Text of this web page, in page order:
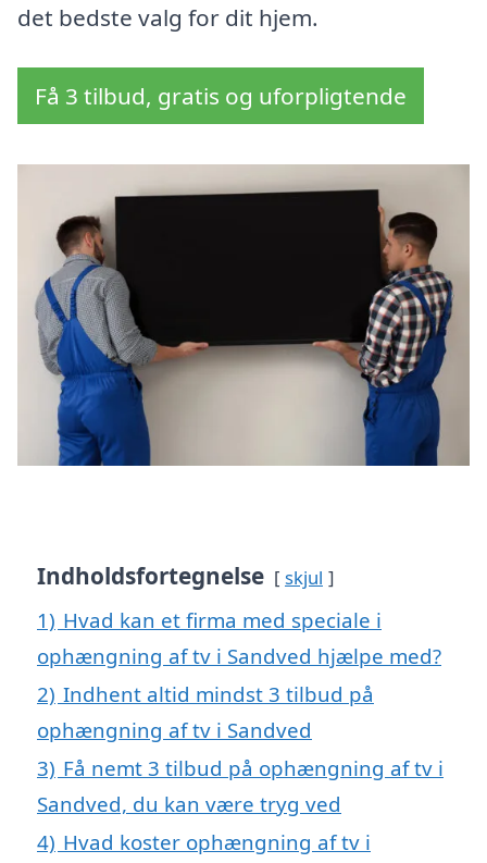
det bedste valg for dit hjem.
Få 3 tilbud, gratis og uforpligtende
Indholdsfortegnelse skjul
1) Hvad kan et firma med speciale i
ophængning af tv i Sandved hjælpe med?
2) Indhent altid mindst 3 tilbud på
ophængning af tv i Sandved
3) Få nemt 3 tilbud på ophængning af tv i
Sandved, du kan være tryg ved
4) Hvad koster ophængning af tv i